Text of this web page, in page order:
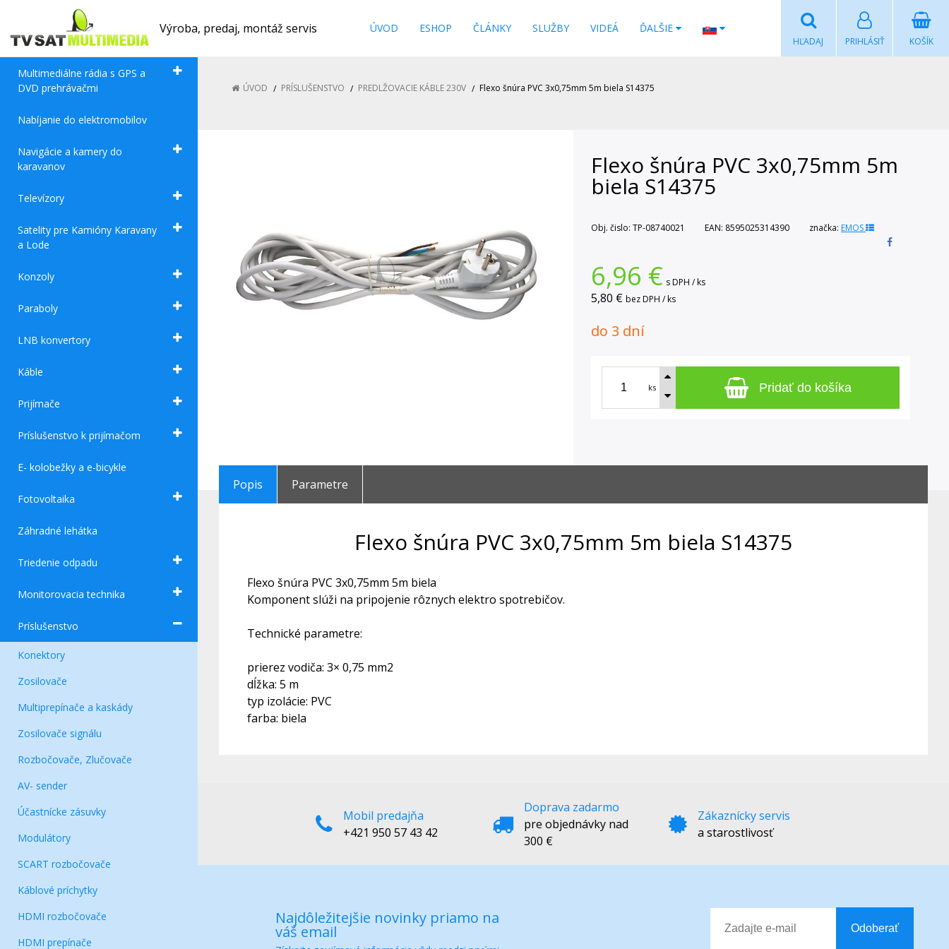
Výroba, predaj, montáž servis ÚVOD ESHOP ČLÁNKY SLUŽBY VIDEÁ ĎALŠIE
KOŠÍK
PRIHLÁSIŤ
HĽADAJ
Multimediálne rádia s GPS a
DVD prehrávačmi
Nabíjanie do elektromobilov
Navigácie a kamery do
karavanov
Televízory
Satelity pre Kamióny Karavany
a Lode
Konzoly
Paraboly
LNB konvertory
Káble
Prijímače
Príslušenstvo k prijímačom
E- kolobežky a e-bicykle
Fotovoltaika
Záhradné lehátka
Triedenie odpadu
Monitorovacia technika
Príslušenstvo
Konektory
Zosilovače
Multiprepínače a kaskády
Zosilovače signálu
Rozbočovače, Zlučovače
AV- sender
Účastnícke zásuvky
Modulátory
SCART rozbočovače
Káblové príchytky
HDMI rozbočovače
HDMI prepínače
ÚVOD PRÍSLUŠENSTVO PREDLŽOVACIE KÁBLE 230V Flexo šnúra PVC 3x0,75mm 5m biela S14375
Flexo šnúra PVC 3x0,75mm 5m
biela S14375
Obj. čislo: TP-08740021 EAN: 8595025314390 značka: EMOS
6,96 € s DPH / ks
5,80 € bez DPH / ks
do 3 dní
ks Pridať do košíka
Popis Parametre
Flexo šnúra PVC 3x0,75mm 5m biela S14375
Flexo šnúra PVC 3x0,75mm 5m biela
Komponent slúži na pripojenie rôznych elektro spotrebičov.
Technické parametre:
prierez vodiča: 3× 0,75 mm2
dĺžka: 5 m
typ izolácie: PVC
farba: biela
Mobil predajňa
+421 950 57 43 42
Doprava zadarmo
pre objednávky nad
300 €
Zákaznícky servis
a starostlivosť
Najdôležitejšie novinky priamo na
váš email Odoberať